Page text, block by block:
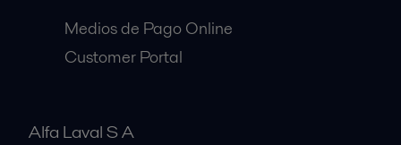
Medios de Pago Online
Customer Portal
Alfa Laval S A